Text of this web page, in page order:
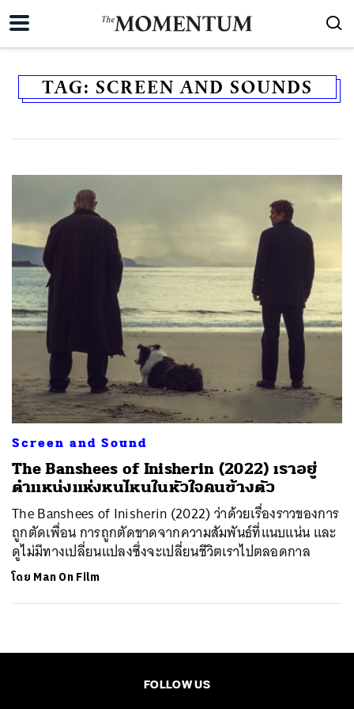
TAG: SCREEN AND SOUNDS
Screen and Sound
The Banshees of Inisherin (2022) เราอยู่
ตำแหน่งแห่งหนไหนในหัวใจคนข้างตัว
The Banshees of Inisherin (2022) ว่าด้วยเรื่องราวของการ
ถูกตัดเพื่อน การถูกตัดขาดจากความสัมพันธ์ที่แนบแน่น และ
ดูไม่มีทางเปลี่ยนแปลงซึ่งจะเปลี่ยนชีวิตเราไปตลอดกาล
โดย Man On Film
FOLLOW US
ค้นหา
SHARE TWEET